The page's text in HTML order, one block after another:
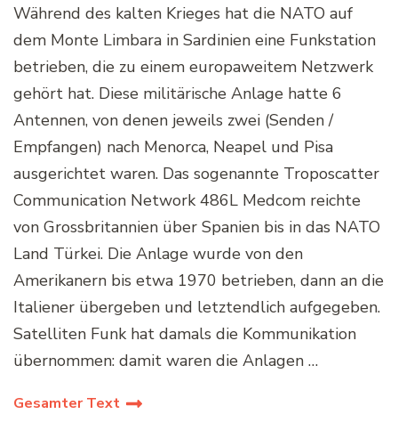
Während des kalten Krieges hat die NATO auf
dem Monte Limbara in Sardinien eine Funkstation
betrieben, die zu einem europaweitem Netzwerk
gehört hat. Diese militärische Anlage hatte 6
Antennen, von denen jeweils zwei (Senden /
Empfangen) nach Menorca, Neapel und Pisa
ausgerichtet waren. Das sogenannte Troposcatter
Communication Network 486L Medcom reichte
von Grossbritannien über Spanien bis in das NATO
Land Türkei. Die Anlage wurde von den
Amerikanern bis etwa 1970 betrieben, dann an die
Italiener übergeben und letztendlich aufgegeben.
Satelliten Funk hat damals die Kommunikation
übernommen: damit waren die Anlagen …
Gesamter Text